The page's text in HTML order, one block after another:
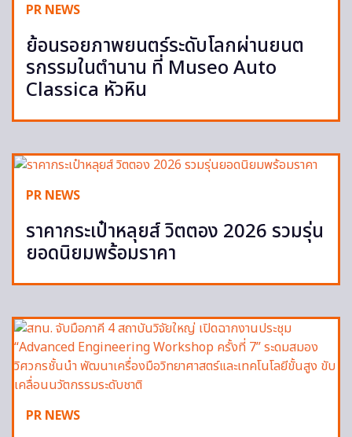
PR NEWS
ย้อนรอยภาพยนตร์ระดับโลกผ่านยนต
รกรรมในตำนาน ที่ Museo Auto
Classica หัวหิน
PR NEWS
ราคากระเป๋าหลุยส์ วิตตอง 2026 รวมรุ่น
ยอดนิยมพร้อมราคา
PR NEWS